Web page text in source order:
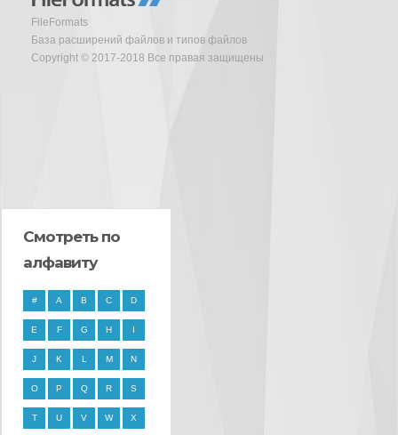
FileFormats
База расширений файлов и типов файлов
Copyright © 2017-2018 Все правая защищены
Смотреть по
алфавиту
# A B C D
E F G H I
J K L M N
O P Q R S
T U V W X